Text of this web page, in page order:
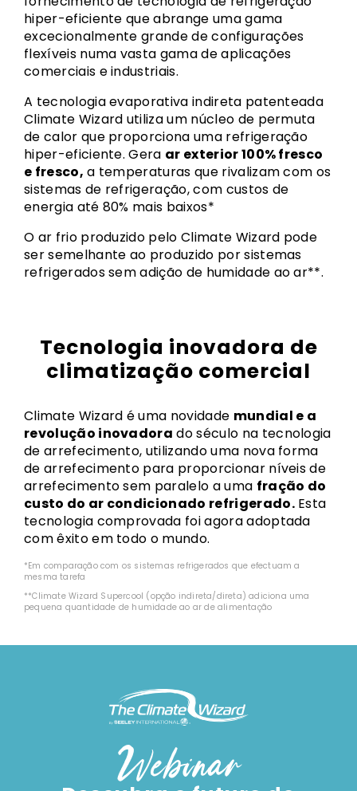
hiper-eficiente que abrange uma gama
excecionalmente grande de configurações
flexíveis numa vasta gama de aplicações
comerciais e industriais.
A tecnologia evaporativa indireta patenteada
Climate Wizard utiliza um núcleo de permuta
de calor que proporciona uma refrigeração
hiper-eficiente. Gera ar exterior 100% fresco
e fresco, a temperaturas que rivalizam com os
sistemas de refrigeração, com custos de
energia até 80% mais baixos*
O ar frio produzido pelo Climate Wizard pode
ser semelhante ao produzido por sistemas
refrigerados sem adição de humidade ao ar**.
Tecnologia inovadora de
climatização comercial
Climate Wizard é uma novidade mundial e a
revolução inovadora do século na tecnologia
de arrefecimento, utilizando uma nova forma
de arrefecimento para proporcionar níveis de
arrefecimento sem paralelo a uma fração do
custo do ar condicionado refrigerado.Esta
tecnologia comprovada foi agora adoptada
com êxito em todo o mundo.
*Em comparação com os sistemas refrigerados que efectuam a
mesma tarefa
**Climate Wizard Supercool (opção indireta/direta) adiciona uma
pequena quantidade de humidade ao ar de alimentação
Webinar